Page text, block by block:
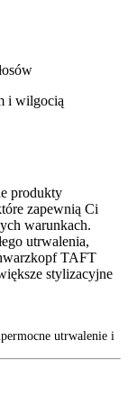
i wilgocią
produkty
zapewnią Ci
warunkach.
utrwalenia,
TAFT
stylizacyjne
utrwalenie i